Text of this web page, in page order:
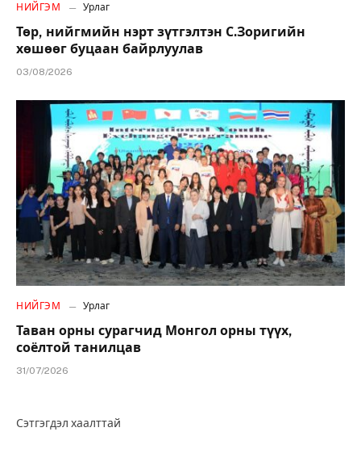
НИЙГЭМ Урлаг
Төр, нийгмийн нэрт зүтгэлтэн С.Зоригийн
хөшөөг буцаан байрлуулав
03/08/2026
НИЙГЭМ Урлаг
Таван орны сурагчид Монгол орны түүх,
соёлтой танилцав
31/07/2026
Сэтгэгдэл хаалттай